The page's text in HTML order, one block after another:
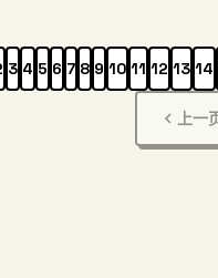
上一
3 4 5 6 7 8 9 10 11 12 13 14